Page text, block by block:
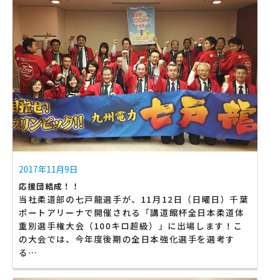
2017年11月9日
応援団結成！！
当社柔道部の七戸龍選手が、11月12日（日曜日）千葉
ポートアリーナで開催される「講道館杯全日本柔道体
重別選手権大会（100キロ超級）」に出場します！こ
の大会では、今年度後期の全日本強化選手を選考す
る…